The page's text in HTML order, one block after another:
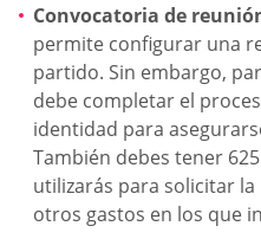
Convocatoria de
permite configurar una
partido. Sin embargo,
debe completar el
identidad para
También debes tener
utilizarás para solicitar
otros gastos en los que